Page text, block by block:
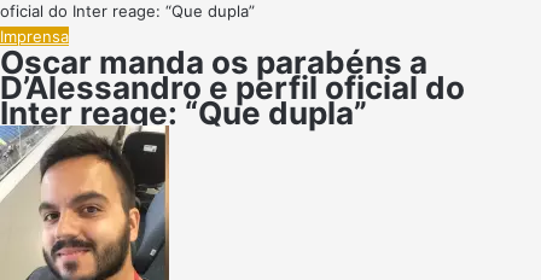
oficial do Inter reage: “Que dupla”
Imprensa
Oscar manda os parabéns a
D’Alessandro e perfil oficial do
Inter reage: “Que dupla”